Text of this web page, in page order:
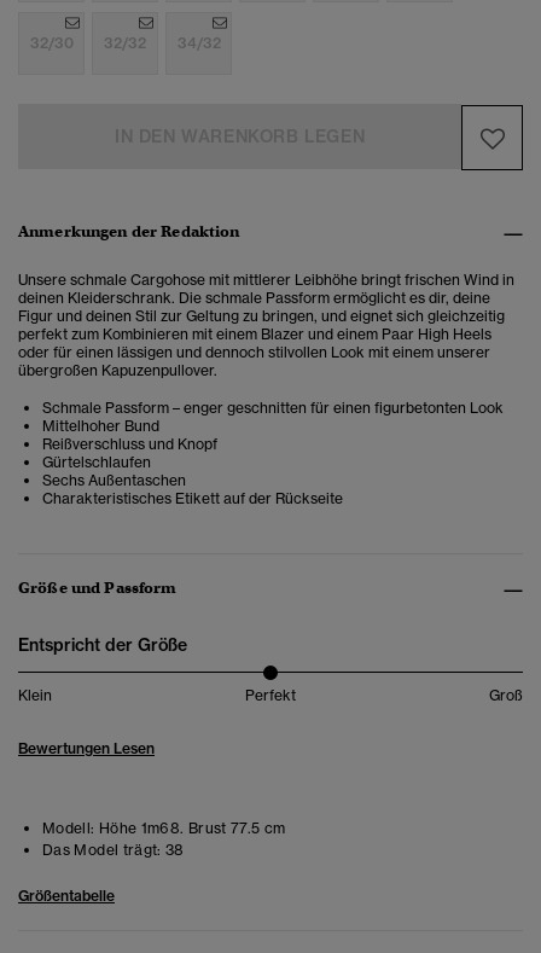
32/30 32/32 34/32
Anmerkungen der Redaktion
Unsere schmale Cargohose mit mittlerer Leibhöhe bringt frischen Wind in
deinen Kleiderschrank. Die schmale Passform ermöglicht es dir, deine
Figur und deinen Stil zur Geltung zu bringen, und eignet sich gleichzeitig
perfekt zum Kombinieren mit einem Blazer und einem Paar High Heels
oder für einen lässigen und dennoch stilvollen Look mit einem unserer
übergroßen Kapuzenpullover.
Schmale Passform – enger geschnitten für einen figurbetonten Look
Mittelhoher Bund
Reißverschluss und Knopf
Gürtelschlaufen
Sechs Außentaschen
Charakteristisches Etikett auf der Rückseite
Größe und Passform
Entspricht der Größe
Klein Perfekt Groß
Bewertungen Lesen
Modell: Höhe 1m68. Brust 77.5 cm
Das Model trägt: 38
Größentabelle